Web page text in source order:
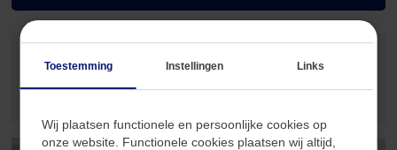
Vrijblijvende waardebepaling
Gratiswaardebepaling
Toestemming Instellingen Links
Wij plaatsen functionele en persoonlijke cookies op
onze website. Functionele cookies plaatsen wij altijd,